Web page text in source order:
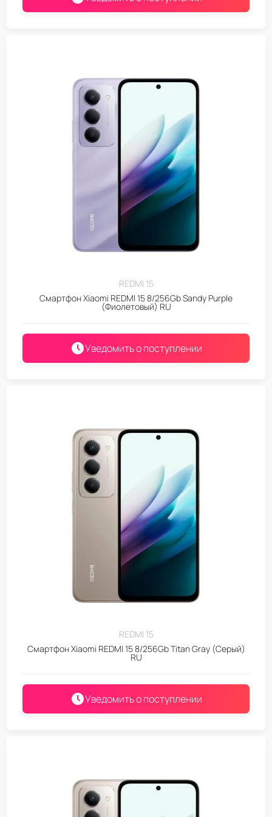
REDMI 15
Смартфон Xiaomi REDMI 15 8/256Gb Sandy Purple
(Фиолетовый) RU
Уведомить о поступлении
REDMI 15
Смартфон Xiaomi REDMI 15 8/256Gb Titan Gray (Серый)
RU
Уведомить о поступлении